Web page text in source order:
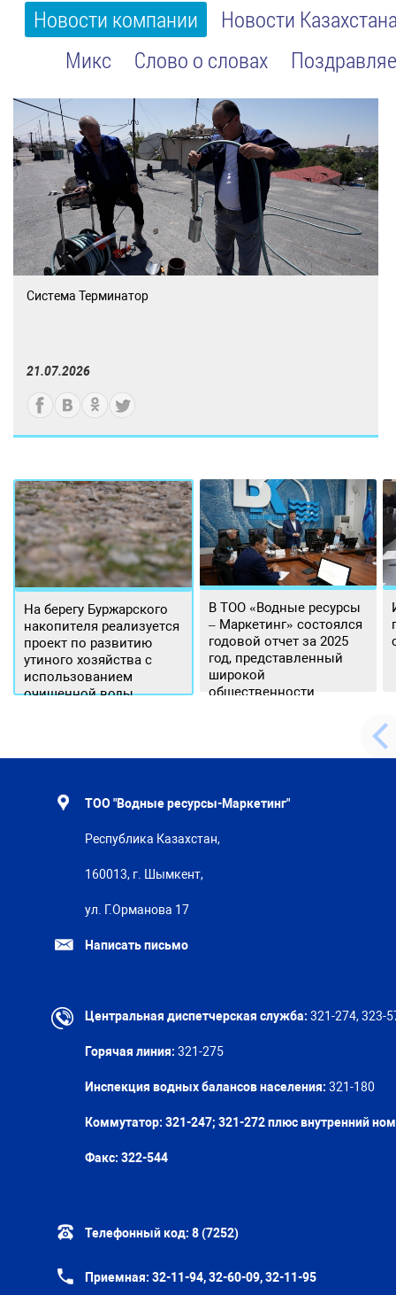
Новости компании
Новости
Микс
Слово о словах
Система Терминатор
21.07.2026
На берегу Буржарского
накопителя реализуется
проект по развитию
утиного хозяйства с
использованием
очищенной воды
В ТОО «Водные ресурсы
– Маркетинг» состоялся
годовой отчет за 2025
год, представленный
широкой
общественности.
ТОО "Водные ресурсы-Маркетинг"
Республика Казахстан,
160013, г. Шымкент,
ул. Г.Орманова 17
Написать письмо
Центральная диспетчерская служба: 321-274, 323-
Горячая линия: 321-275
Инспекция водных балансов населения: 321-180
Коммутатор: 321-247; 321-272 плюс внутренний
Факс: 322-544
Телефонный код: 8 (7252)
Приемная: 32-11-94, 32-60-09, 32-11-95